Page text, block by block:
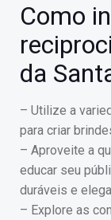
Como
da
– Utilize a
para criar
– Aproveite a
educar seu
duráveis e
– Explore as